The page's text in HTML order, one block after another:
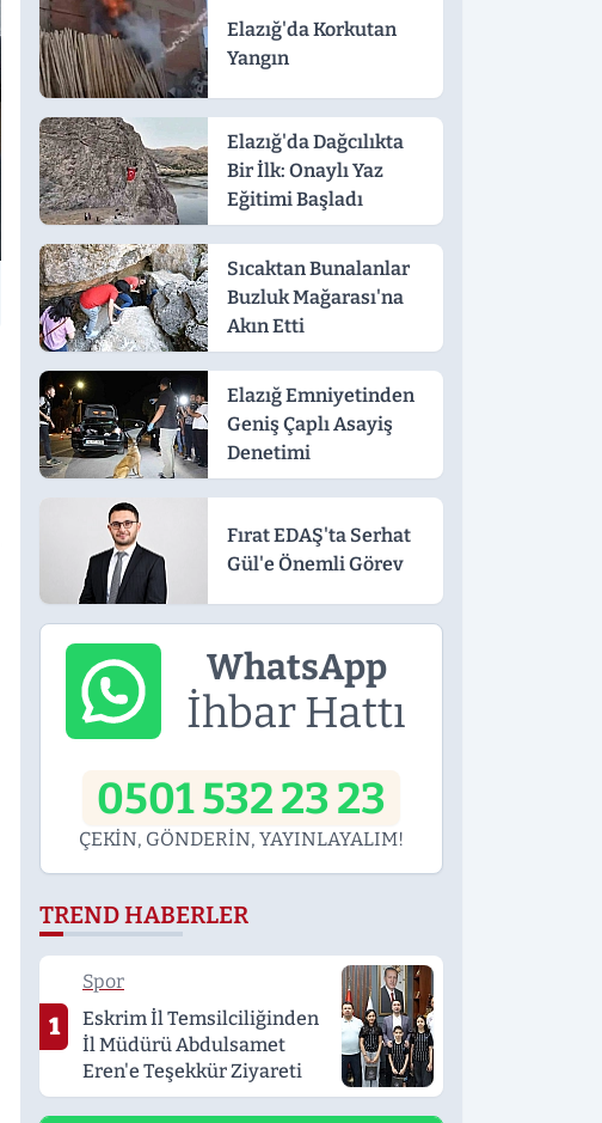
Elazığ'da Korkutan
Yangın
Elazığ'da Dağcılıkta
Bir İlk: Onaylı Yaz
Eğitimi Başladı
Sıcaktan Bunalanlar
Buzluk Mağarası'na
Akın Etti
Elazığ Emniyetinden
Geniş Çaplı Asayiş
Denetimi
Fırat EDAŞ'ta Serhat
Gül'e Önemli Görev
WhatsApp
İhbar Hattı
0501 532 23 23
ÇEKİN, GÖNDERİN, YAYINLAYALIM!
TREND HABERLER
1
Spor
Eskrim İl Temsilciliğinden
İl Müdürü Abdulsamet
Eren'e Teşekkür Ziyareti